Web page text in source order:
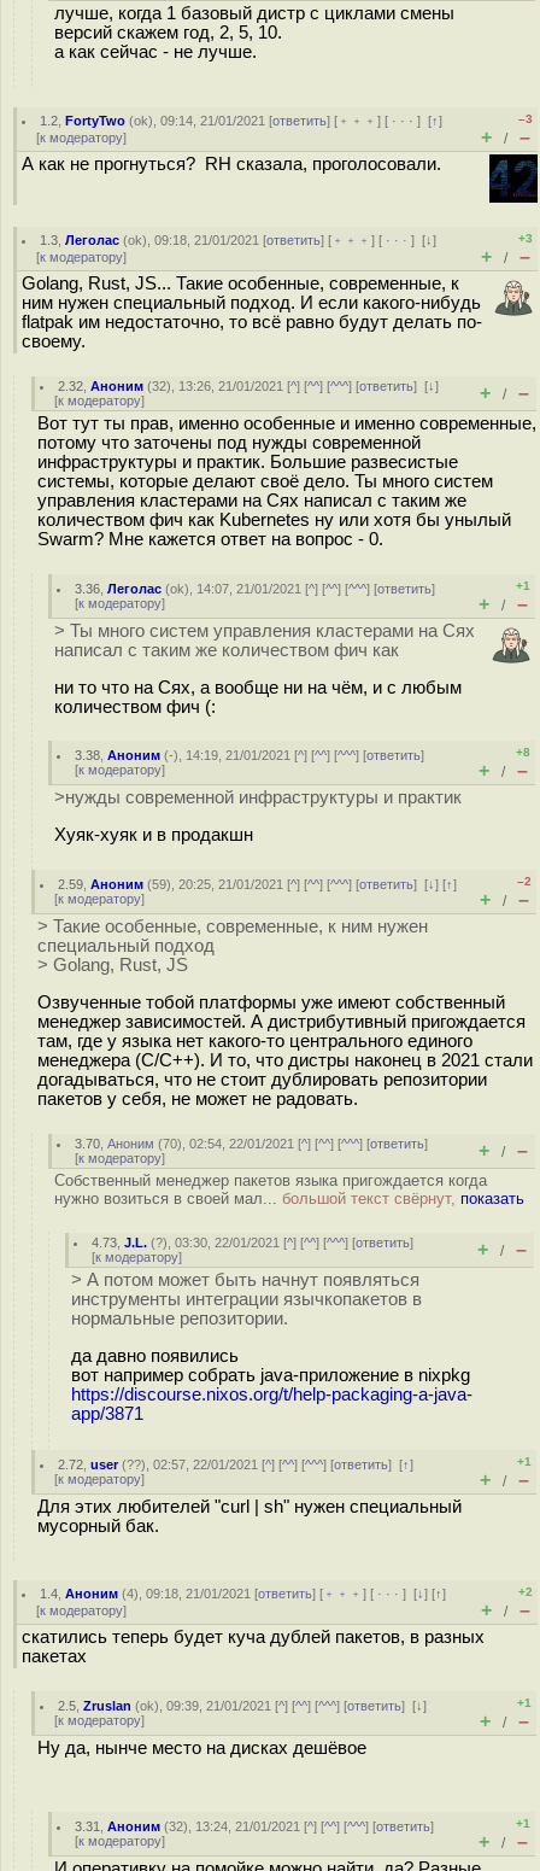
лучше, когда 1 базовый дистр с циклами смены
версий скажем год, 2, 5, 10.
а как сейчас - не лучше.
1.2 ,FortyTwo (ok), 09:14, 21/01/2021 [ответить] [ ﹢﹢﹢] [ · · ·][↑]
[к модератору]
–3
+ / –
А как не прогнуться? RH сказала, проголосовали.
1.3 ,Леголас (ok), 09:18, 21/01/2021 [ответить] [ ﹢﹢﹢] [ · · ·][↓]
[к модератору]
+3
+ / –
Golang, Rust, JS... Такие особенные, современные, к
ним нужен специальный подход. И если какого-нибудь
flatpak им недостаточно, то всё равно будут делать по-
своему.
2.32 ,Аноним (32), 13:26, 21/01/2021 [^] [^^] [^^^] [ответить][↓]
[к модератору] + / –
Вот тут ты прав, именно особенные и именно современные,
потому что заточены под нужды современной
инфраструктуры и практик. Большие развесистые
системы, которые делают своё дело. Ты много систем
управления кластерами на Сях написал с таким же
количеством фич как Kubernetes ну или хотя бы унылый
Swarm? Мне кажется ответ на вопрос - 0.
3.36 ,Леголас (ok), 14:07, 21/01/2021 [^] [^^] [^^^] [ответить]
[к модератору]
+1
+ / –
> Ты много систем управления кластерами на Сях
написал с таким же количеством фич как
ни то что на Сях, а вообще ни на чём, и с любым
количеством фич (:
3.38 ,Аноним (-), 14:19, 21/01/2021 [^] [^^] [^^^] [ответить]
[к модератору]
+8
+ / –
>нужды современной инфраструктуры и практик
Хуяк-хуяк и в продакшн
2.59 ,Аноним (59), 20:25, 21/01/2021 [^] [^^] [^^^] [ответить][↓] [↑]
[к модератору]
–2
+ / –
> Такие особенные, современные, к ним нужен
специальный подход
> Golang, Rust, JS
Озвученные тобой платформы уже имеют собственный
менеджер зависимостей. А дистрибутивный пригождается
там, где у языка нет какого-то центрального единого
менеджера (C/C++). И то, что дистры наконец в 2021 стали
догадываться, что не стоит дублировать репозитории
пакетов у себя, не может не радовать.
3.70 ,Аноним (70), 02:54, 22/01/2021 [^] [^^] [^^^] [ответить]
[к модератору] + / –
Собственный менеджер пакетов языка пригождается когда
нужно возиться в своей мал... большой текст свёрнут, показать
4.73 ,J.L. (?), 03:30, 22/01/2021 [^] [^^] [^^^] [ответить]
[к модератору] + / –
> А потом может быть начнут появляться
инструменты интеграции язычкопакетов в
нормальные репозитории.
да давно появились
вот например собрать java-приложение в nixpkg
https://discourse.nixos.org/t/help-packaging-a-java-
app/3871
2.72 ,user(??), 02:57, 22/01/2021 [^] [^^] [^^^] [ответить][↑]
[к модератору]
+1
+ / –
Для этих любителей "curl | sh" нужен специальный
мусорный бак.
1.4 ,Аноним (4), 09:18, 21/01/2021 [ответить] [ ﹢﹢﹢] [ · · ·][↓] [↑]
[к модератору]
+2
+ / –
скатились теперь будет куча дублей пакетов, в разных
пакетах
2.5 ,Zruslan (ok), 09:39, 21/01/2021 [^] [^^] [^^^] [ответить][↓]
[к модератору]
+1
+ / –
Ну да, нынче место на дисках дешёвое
3.31 ,Аноним (32), 13:24, 21/01/2021 [^] [^^] [^^^] [ответить]
[к модератору]
+1
+ / –